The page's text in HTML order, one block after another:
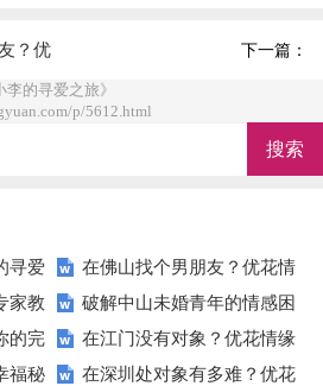
？优 下一篇：
的寻爱之旅》
p/5612.html
寻爱
在佛山找个男朋友？优花情
缘帮你轻松搞定！
家教
破解中山未婚青年的情感困
境，优花情缘助力幸福新篇章
的完
在江门没有对象？优花情缘
为你点亮爱的明灯
福秘
在深圳处对象有多难？优花